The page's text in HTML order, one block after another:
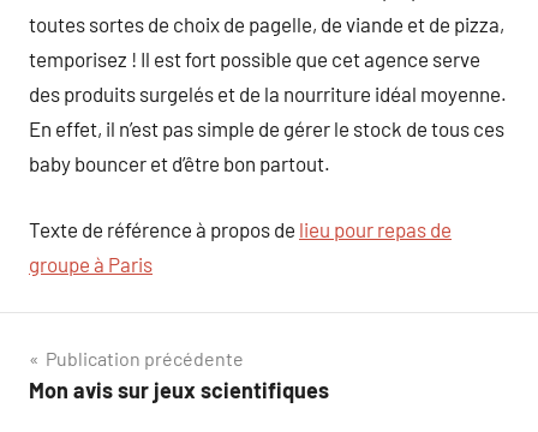
toutes sortes de choix de pagelle, de viande et de pizza,
temporisez ! Il est fort possible que cet agence serve
des produits surgelés et de la nourriture idéal moyenne.
En effet, il n’est pas simple de gérer le stock de tous ces
baby bouncer et d’être bon partout.
Texte de référence à propos de lieu pour repas de
groupe à Paris
Navigation
de
Publication précédente
Mon avis sur jeux scientifiques